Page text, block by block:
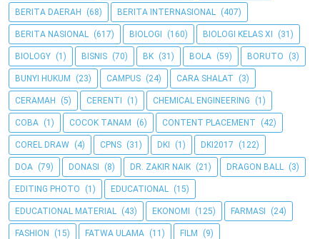
BERITA DAERAH (68) BERITA INTERNASIONAL (407)
BERITA NASIONAL (617) BIOLOGI (160) BIOLOGI KELAS XI (31)
BIOLOGY (1) BISNIS (70) BK (31) BOLA (59) BORUTO (3)
BUNYI HUKUM (23) CAMPUS (24) CARA SHALAT (3)
CERAMAH (5) CERENTI (1) CHEMICAL ENGINEERING (1)
COBA (1) COCOK TANAM (6) CONTENT PLACEMENT (42)
COREL DRAW (4) CPNS (31) DKI (1) DKI2017 (122)
DOA (79) DONASI (8) DR. ZAKIR NAIK (21) DRAGON BALL (3)
EDITING PHOTO (1) EDUCATIONAL (15)
EDUCATIONAL MATERIAL (43) EKONOMI (125) FARMASI (24)
FASHION (15) FATWA ULAMA (11) FILM (9)